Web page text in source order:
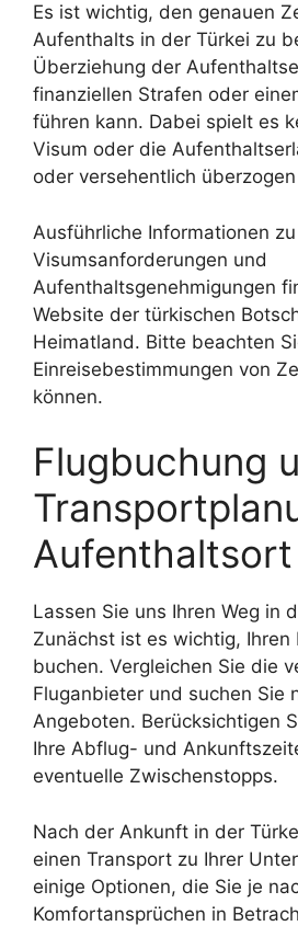
Es ist wichtig, den genauen
Aufenthalts in der Türkei zu
Überziehung der
finanziellen Strafen oder
führen kann. Dabei spielt es
Visum oder die
oder versehentlich
Ausführliche Informationen zu
Visumsanforderungen und
Aufenthaltsgenehmigungen
Website der türkischen
Heimatland. Bitte beachten
Einreisebestimmungen von
können.
Flugbuchung
Aufenthaltsort
Lassen Sie uns Ihren Weg in
Zunächst ist es wichtig, Ihren
buchen. Vergleichen Sie die
Fluganbieter und suchen Sie
Angeboten. Berücksichtigen
Ihre Abflug- und
eventuelle Zwischenstopps.
Nach der Ankunft in der
einen Transport zu Ihrer
einige Optionen, die Sie je
Komfortansprüchen in